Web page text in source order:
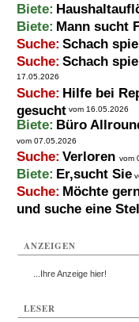
Biete:
Biete: Mann sucht
Suche: Schach
Suche: Schach
17.05.2026
Suche: Hilfe bei
gesucht vom 16.05.2026
Biete: Büro
vom 07.05.2026
Suche: Verloren vom
Biete: Er,sucht Sie
Suche: Möchte
und suche eine
ANZEIGEN
...Ihre Anzeige hier!
LESER